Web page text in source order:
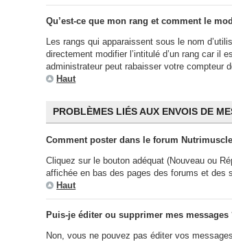
Qu’est-ce que mon rang et comment le
Les rangs qui apparaissent sous le nom
directement modifier l’intitulé d’un rang car il
administrateur peut rabaisser votre compteur
Haut
PROBLÈMES LIÉS AUX ENVOIS DE
Comment poster dans le forum
Cliquez sur le bouton adéquat (Nouveau ou
affichée en bas des pages des forums et des
Haut
Puis-je éditer ou supprimer mes messages
Non, vous ne pouvez pas éditer vos